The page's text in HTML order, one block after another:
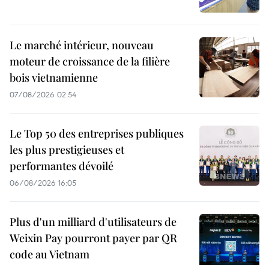
Le marché intérieur, nouveau
moteur de croissance de la filière
bois vietnamienne
07/08/2026 02:54
Le Top 50 des entreprises publiques
les plus prestigieuses et
performantes dévoilé
06/08/2026 16:05
Plus d'un milliard d'utilisateurs de
Weixin Pay pourront payer par QR
code au Vietnam